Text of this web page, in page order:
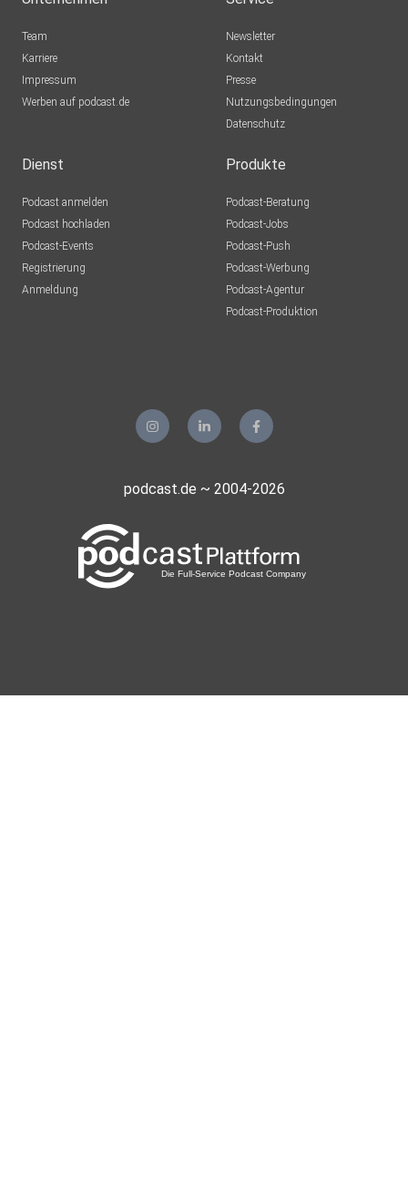
Team
Karriere
Impressum
Werben auf podcast.de
Newsletter
Kontakt
Presse
Nutzungsbedingungen
Datenschutz
Dienst
Podcast anmelden
Podcast hochladen
Podcast-Events
Registrierung
Anmeldung
Produkte
Podcast-Beratung
Podcast-Jobs
Podcast-Push
Podcast-Werbung
Podcast-Agentur
Podcast-Produktion
podcast.de ~ 2004-2026